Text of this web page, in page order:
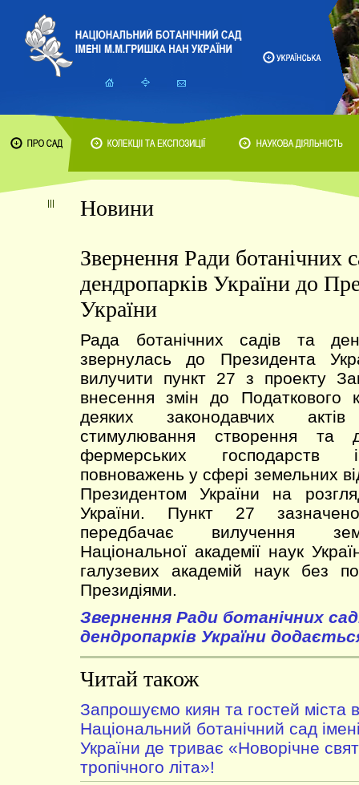
Новини
Звернення Ради ботанічних
дендропарків України до
України
Рада ботанічних садів та
звернулась до Президента
вилучити пункт 27 з проекту
внесення змін до Податкового
деяких законодавчих
стимулювання створення та
фермерських господарств і
повноважень у сфері земельних
Президентом України на
України. Пункт 27
передбачає вилучення
Національної академії наук
галузевих академій наук без
Президіями.
Звернення Ради ботанічних
дендропарків України
Читай також
Запрошуємо киян та гостей міста
Національний ботанічний сад
України де триває «Новорічне
тропічного літа»!